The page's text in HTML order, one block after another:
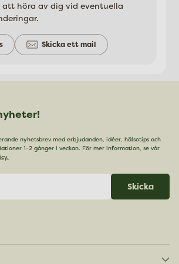
att höra av dig vid eventuella
Skicka ett mail
nyhetsbrev med erbjudanden, idéer, hälsotips och
1-2 gånger i veckan. För mer information, se vår
Skicka